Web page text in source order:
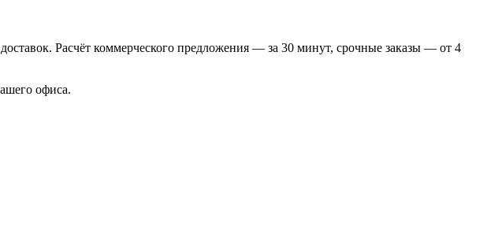
Расчёт коммерческого предложения — за 30 минут, срочные заказы — от 4
офиса.